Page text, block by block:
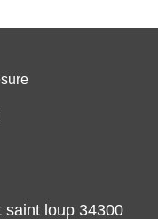
saint loup 34300